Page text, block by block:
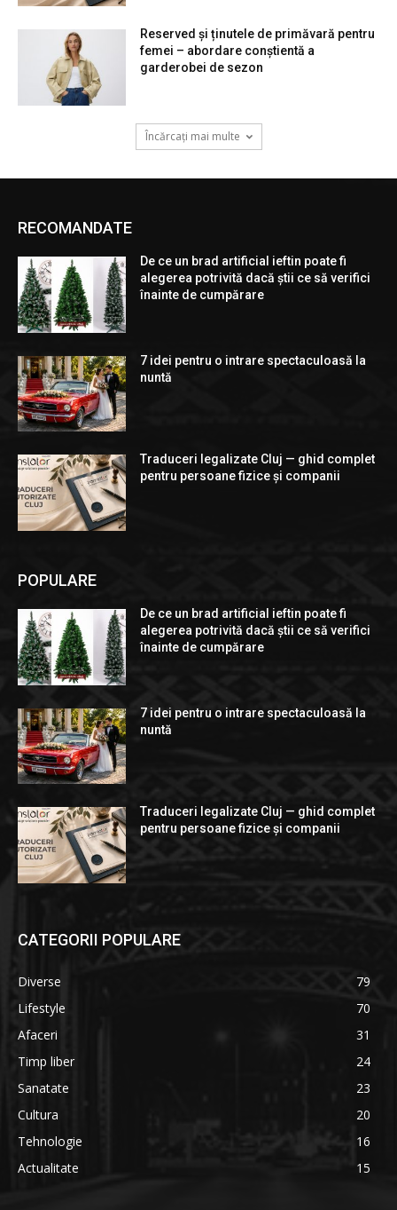
Reserved și ținutele de primăvară pentru
femei – abordare conștientă a
garderobei de sezon
Încărcați mai multe
RECOMANDATE
De ce un brad artificial ieftin poate fi
alegerea potrivită dacă știi ce să verifici
înainte de cumpărare
7 idei pentru o intrare spectaculoasă la
nuntă
Traduceri legalizate Cluj — ghid complet
pentru persoane fizice și companii
POPULARE
De ce un brad artificial ieftin poate fi
alegerea potrivită dacă știi ce să verifici
înainte de cumpărare
7 idei pentru o intrare spectaculoasă la
nuntă
Traduceri legalizate Cluj — ghid complet
pentru persoane fizice și companii
CATEGORII POPULARE
Diverse
79
Lifestyle
70
Afaceri
31
Timp liber
24
Sanatate
23
Cultura
20
Tehnologie
16
Actualitate
15